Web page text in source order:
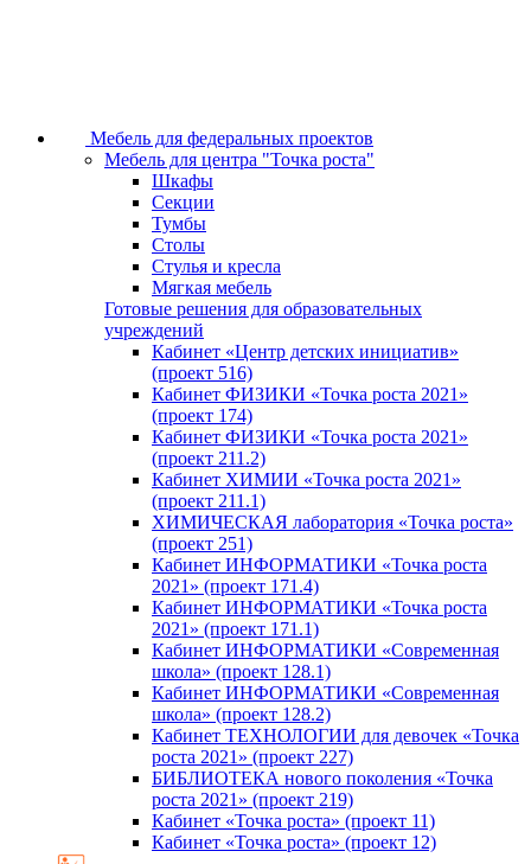
Мебель для федеральных проектов
Мебель для центра "Точка роста"
Шкафы
Секции
Тумбы
Столы
Стулья и кресла
Мягкая мебель
Готовые решения для образовательных
учреждений
Кабинет «Центр детских инициатив»
(проект 516)
Кабинет ФИЗИКИ «Точка роста 2021»
(проект 174)
Кабинет ФИЗИКИ «Точка роста 2021»
(проект 211.2)
Кабинет ХИМИИ «Точка роста 2021»
(проект 211.1)
ХИМИЧЕСКАЯ лаборатория «Точка роста»
(проект 251)
Кабинет ИНФОРМАТИКИ «Точка роста
2021» (проект 171.4)
Кабинет ИНФОРМАТИКИ «Точка роста
2021» (проект 171.1)
Кабинет ИНФОРМАТИКИ «Современная
школа» (проект 128.1)
Кабинет ИНФОРМАТИКИ «Современная
школа» (проект 128.2)
Кабинет ТЕХНОЛОГИИ для девочек «Точка
роста 2021» (проект 227)
БИБЛИОТЕКА нового поколения «Точка
роста 2021» (проект 219)
Кабинет «Точка роста» (проект 11)
Кабинет «Точка роста» (проект 12)